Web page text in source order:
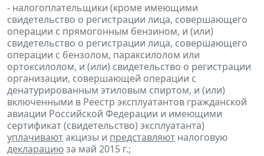
- налогоплательщики (кроме имеющими
свидетельство о регистрации лица, совершающего
операции с прямогонным бензином, и (или)
свидетельство о регистрации лица, совершающего
операции с бензолом, параксилолом или
ортоксилолом, и (или) свидетельство о регистрации
организации, совершающей операции с
денатурированным этиловым спиртом, и (или)
включенными в Реестр эксплуатантов гражданской
авиации Российской Федерации и имеющими
сертификат (свидетельство) эксплуатанта)
уплачиваютакцизы и представляют налоговую
декларациюза май 2015 г.;